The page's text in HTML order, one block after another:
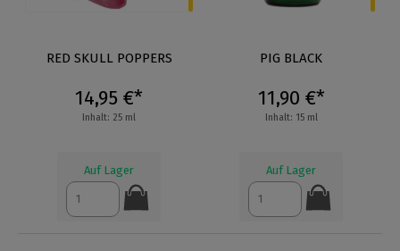
RED SKULL POPPERS
14,95 €*
Inhalt: 25 ml
Auf Lager
PIG BLACK
11,90 €*
Inhalt: 15 ml
Auf Lager